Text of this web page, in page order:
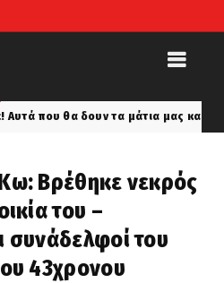
τα μάτια μας και θ’ ακούσουν τ’
Βρέθηκε νεκρός
του –
συνάδελφοί του
43χρονου